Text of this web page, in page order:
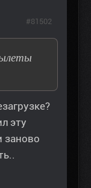
эту
заново
#81502